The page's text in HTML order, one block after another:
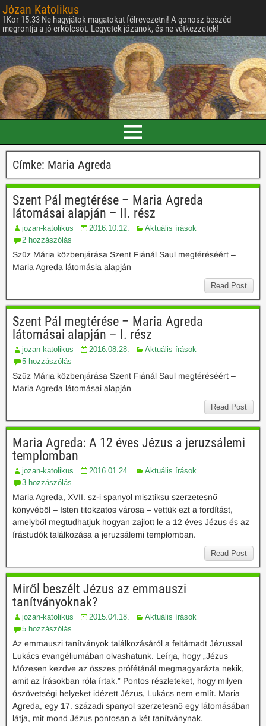
Józan Katolikus
1Kor 15.33 Ne hagyjátok magatokat félrevezetni! A gonosz beszéd
megrontja a jó erkölcsöt. Legyetek józanok, és ne vétkezzetek!
Címke: Maria Agreda
Szent Pál megtérése – Maria Agreda
látomásai alapján – II. rész
jozan-katolikus 2016.10.12.
Aktuális írások
2 hozzászólás
Szűz Mária közbenjárása Szent Fiánál Saul megtéréséért –
Maria Agreda látomásia alapján
Read Post
Szent Pál megtérése – Maria Agreda
látomásai alapján – I. rész
jozan-katolikus 2016.08.28.
Aktuális írások
5 hozzászólás
Szűz Mária közbenjárása Szent Fiánál Saul megtéréséért –
Maria Agreda látomásai alapján
Read Post
Maria Agreda: A 12 éves Jézus a jeruzsálemi
templomban
jozan-katolikus 2016.01.24.
Aktuális írások
3 hozzászólás
Maria Agreda, XVII. sz-i spanyol misztiksu szerzetesnő
könyvéből – Isten titokzatos városa – vettük ezt a fordítást,
amelyből megtudhatjuk hogyan zajlott le a 12 éves Jézus és az
írástudók találkozása a jeruzsálemi templomban.
Read Post
Miről beszélt Jézus az emmauszi
tanítványoknak?
jozan-katolikus 2015.04.18.
Aktuális írások
5 hozzászólás
Az emmauszi tanítványok találkozásáról a feltámadt Jézussal
Lukács evangéliumában olvashatunk. Leírja, hogy „Jézus
Mózesen kezdve az összes prófétánál megmagyarázta nekik,
amit az Írásokban róla írtak.” Pontos részleteket, hogy milyen
ószövetségi helyeket idézett Jézus, Lukács nem említ. Maria
Agreda, egy 17. századi spanyol szerzetesnő egy látomásában
látja, mit mond Jézus pontosan a két tanítványnak.